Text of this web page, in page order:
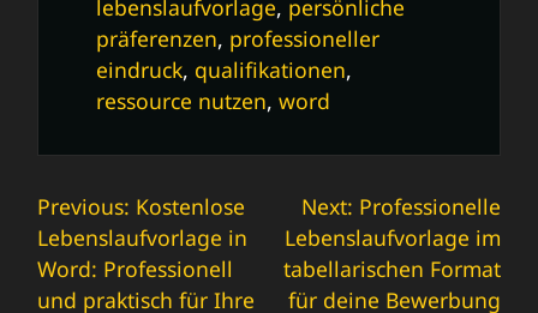
lebenslaufvorlage, persönliche
präferenzen, professioneller
eindruck, qualifikationen,
ressource nutzen, word
Beitrags-
Navigation
Previous: Kostenlose
Lebenslaufvorlage in
Word: Professionell
und praktisch für Ihre
Next: Professionelle
Lebenslaufvorlage im
tabellarischen Format
für deine Bewerbung